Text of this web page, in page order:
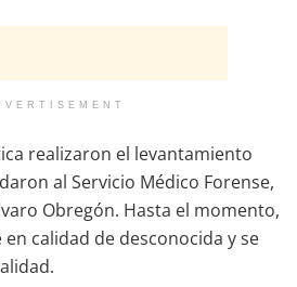
realizaron el levantamiento
al Servicio Médico Forense,
Obregón. Hasta el momento,
calidad de desconocida y se